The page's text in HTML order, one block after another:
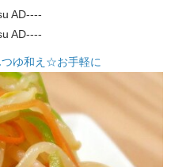
AD----
AD----
つゆ和え☆お手軽に